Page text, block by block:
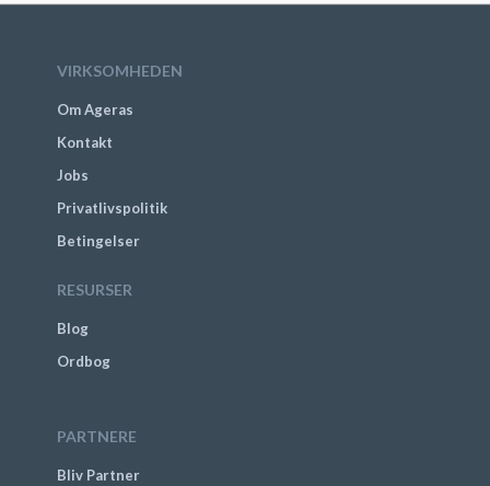
VIRKSOMHEDEN
Om Ageras
Kontakt
Jobs
Privatlivspolitik
Betingelser
RESURSER
Blog
Ordbog
PARTNERE
Bliv Partner